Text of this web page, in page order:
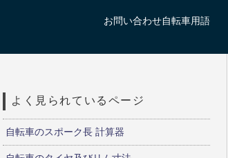
お問い合わせ自転車用語
よく見られているページ
自転車のスポーク長 計算器